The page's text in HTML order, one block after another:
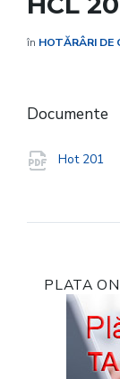
în HOTĂRÂRI DE
Documente
Hot 201
PLATA